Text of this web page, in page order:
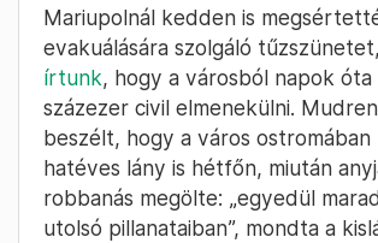
Mariupolnál kedden is
evakuálására szolgáló
írtunk, hogy a városból napok
százezer civil elmenekülni.
beszélt, hogy a város ostromában
hatéves lány is hétfőn, miután
robbanás megölte: „egyedül
utolsó pillanataiban”, mondta a